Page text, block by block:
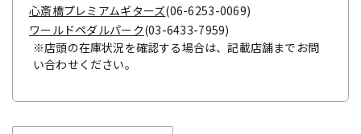
心斎橋プレミアムギターズ(06-6253-0069)
ワールドペダルパーク(03-6433-7959)
※店頭の在庫状況を確認する場合は、記載店舗までお問
い合わせください。